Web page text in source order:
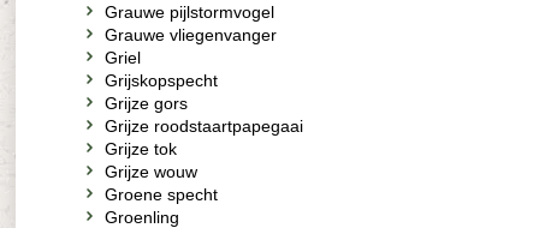
Grauwe pijlstormvogel
Grauwe vliegenvanger
Griel
Grijskopspecht
Grijze gors
Grijze roodstaartpapegaai
Grijze tok
Grijze wouw
Groene specht
Groenling